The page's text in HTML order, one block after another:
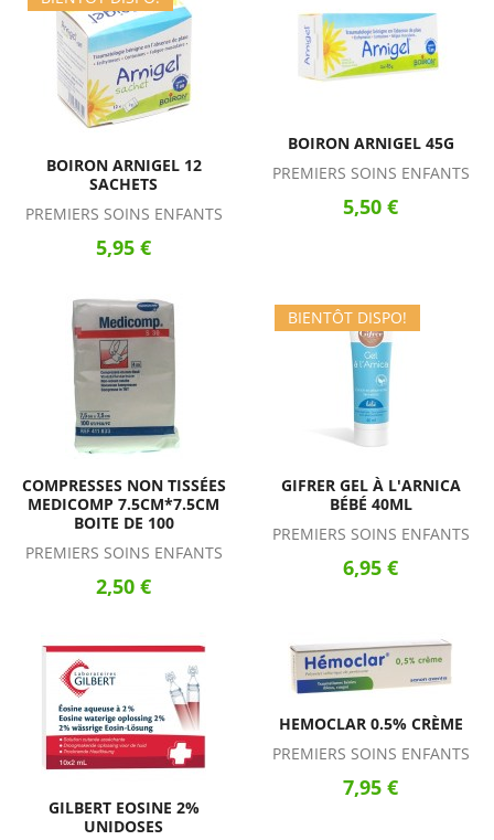
BOIRON ARNIGEL 12
SACHETS
PREMIERS SOINS ENFANTS
5,95 €
BOIRON ARNIGEL 45G
PREMIERS SOINS ENFANTS
5,50 €
COMPRESSES NON TISSÉES
MEDICOMP 7.5CM*7.5CM
BOITE DE 100
PREMIERS SOINS ENFANTS
2,50 €
BIENTÔT DISPO!
GIFRER GEL À L'ARNICA
BÉBÉ 40ML
PREMIERS SOINS ENFANTS
6,95 €
GILBERT EOSINE 2%
UNIDOSES
HEMOCLAR 0.5% CRÈME
PREMIERS SOINS ENFANTS
7,95 €